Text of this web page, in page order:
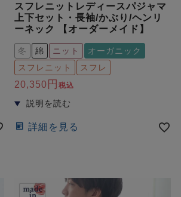
スフレニットレディースパジャマ
上下セット・長袖/かぶり/ヘンリ
ーネック 【オーダーメイド】
冬 綿 ニット
オーガニック
スフレニット
スフレ
20,350 税込
詳細を見る